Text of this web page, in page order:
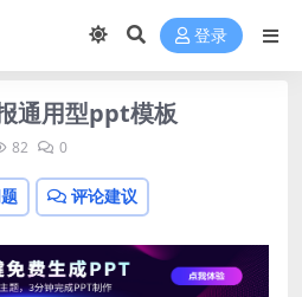
登录
通用型ppt模板
82 0
评论建议